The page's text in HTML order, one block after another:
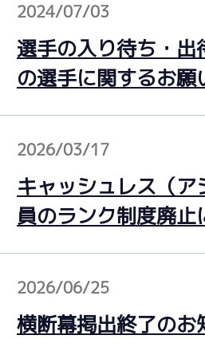
2024/07/03
選手の入り待ち・出
の選手に関するお願
2026/03/17
キャッシュレス（
員のランク制度廃止
2026/06/25
横断幕掲出終了のお